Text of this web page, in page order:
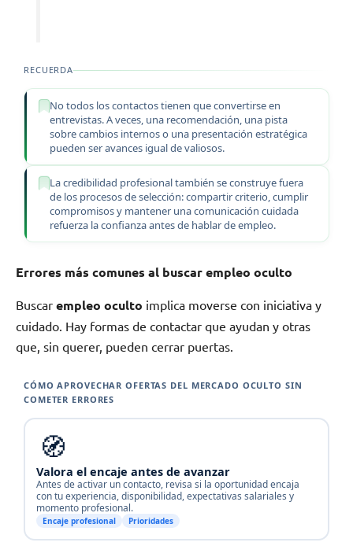
RECUERDA
No todos los contactos tienen que convertirse en
entrevistas. A veces, una recomendación, una pista
sobre cambios internos o una presentación estratégica
pueden ser avances igual de valiosos.
La credibilidad profesional también se construye fuera
de los procesos de selección: compartir criterio, cumplir
compromisos y mantener una comunicación cuidada
refuerza la confianza antes de hablar de empleo.
Errores más comunes al buscar empleo oculto
Buscar empleo oculto implica moverse con iniciativa y
cuidado. Hay formas de contactar que ayudan y otras
que, sin querer, pueden cerrar puertas.
CÓMO APROVECHAR OFERTAS DEL MERCADO OCULTO SIN
COMETER ERRORES
🧭
Valora el encaje antes de avanzar
Antes de activar un contacto, revisa si la oportunidad encaja
con tu experiencia, disponibilidad, expectativas salariales y
momento profesional.
Encaje profesional Prioridades